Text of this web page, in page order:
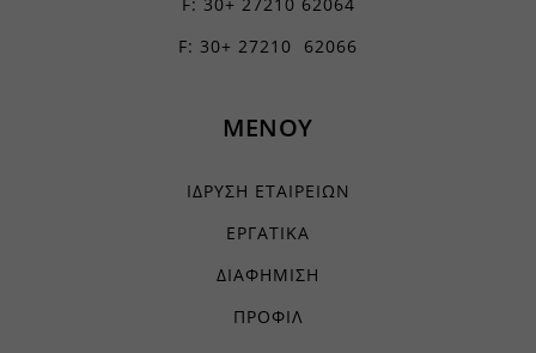
F: 30+ 27210 62064
F: 30+ 27210 62066
ΜΕΝΟΥ
ΙΔΡΥΣΗ ΕΤΑΙΡΕΙΩΝ
ΕΡΓΑΤΙΚΑ
ΔΙΑΦΗΜΙΣΗ
ΠΡΟΦΙΛ